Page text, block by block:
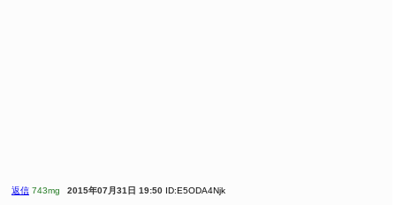
返信 743mg 2015年07月31日 19:50 ID:E5ODA4Njk